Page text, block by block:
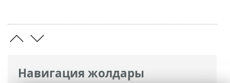
Навигация жолдары